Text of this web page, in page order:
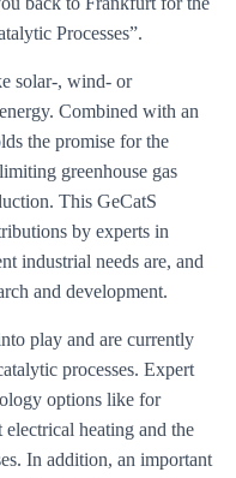
T
Processes”.
solar-, wind- or
Combined with an
the promise for the
greenhouse gas
This GeCatS
by experts in
industrial needs are, and
and development.
play and are currently
processes. Expert
options like for
heating and the
In addition, an important